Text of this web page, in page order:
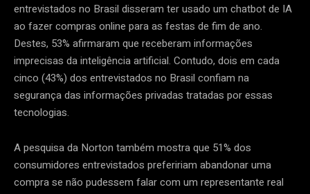
entrevistados no Brasil disseram ter usado um chatbot de IA
ao fazer compras online para as festas de fim de ano.
Destes, 53% afirmaram que receberam informações
imprecisas da inteligência artificial. Contudo, dois em cada
cinco (43%) dos entrevistados no Brasil confiam na
segurança das informações privadas tratadas por essas
tecnologias.
A pesquisa da Norton também mostra que 51% dos
consumidores entrevistados prefeririam abandonar uma
compra se não pudessem falar com um representante real